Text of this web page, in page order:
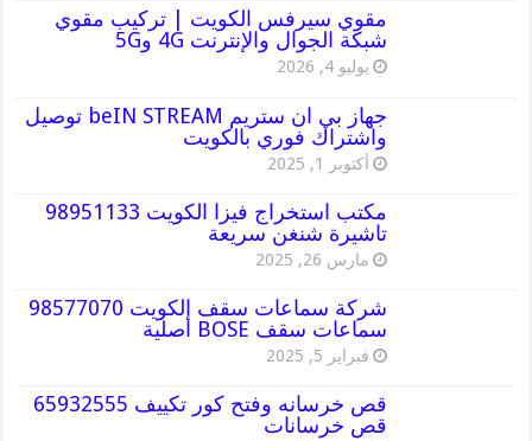
مقوي سيرفس الكويت | تركيب مقوي
شبكة الجوال والإنترنت 4G و5G
يوليو 4, 2026
جهاز بي ان ستريم beIN STREAM توصيل
واشتراك فوري بالكويت
أكتوبر 1, 2025
مكتب استخراج فيزا الكويت 98951133
تاشيرة شنغن سريعة
مارس 26, 2025
شركة سماعات سقف الكويت 98577070
سماعات سقف BOSE أصلية
فبراير 5, 2025
قص خرسانه وفتح كور تكييف 65932555
قص خرسانات